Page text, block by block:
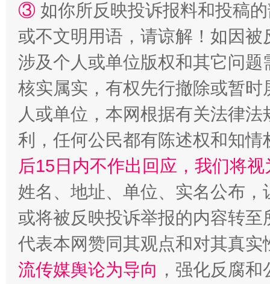
网上购药对药下症？
这是一记警钟！ 谢
③ 如你所反映投诉报料和投稿
或不文明用语，请谅解！如因
涉及个人或单位版权和其它问题
核实属实，有权先行撤除或暂
人或单位，本网根据有关法律
利，任何公民都有陈述权和知情
后15日内不作出回应，我们将
姓名、地址、单位、实名公布
或将被反映投诉举报的内容转
代表本网赞同其观点和对其真实
流传媒舆论为导向 ，强化反腐